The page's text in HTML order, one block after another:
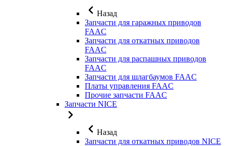
Назад
Запчасти для гаражных приводов
FAAC
Запчасти для откатных приводов
FAAC
Запчасти для распашных приводов
FAAC
Запчасти для шлагбаумов FAAC
Платы управления FAAC
Прочие запчасти FAAC
Запчасти NICE
Назад
Запчасти для откатных приводов NICE